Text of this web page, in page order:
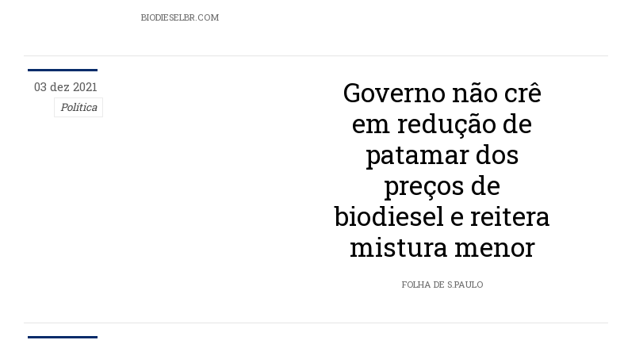
BIODIESELBR.COM
03 dez 2021
Política
Governo não crê
em redução de
patamar dos
preços de
biodiesel e reitera
mistura menor
FOLHA DE S.PAULO